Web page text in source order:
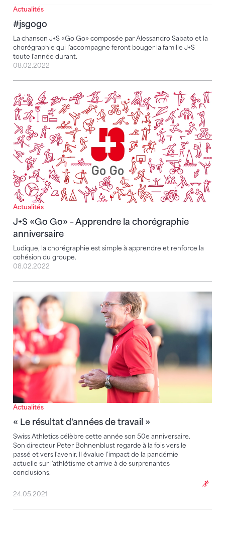
Actualités
#jsgogo
La chanson J+S «Go Go» composée par Alessandro Sabato et la
chorégraphie qui l'accompagne feront bouger la famille J+S
toute l'année durant.
08.02.2022
Actualités
J+S «Go Go» – Apprendre la chorégraphie
anniversaire
Ludique, la chorégraphie est simple à apprendre et renforce la
cohésion du groupe.
J+S «Go Go» – Apprendre la chorégraphie
08.02.2022
Actualités
« Le résultat d'années de travail »
Swiss Athletics célèbre cette année son 50e anniversaire.
Son directeur Peter Bohnenblust regarde à la fois vers le
passé et vers l'avenir. Il évalue l'impact de la pandémie
actuelle sur l'athlétisme et arrive à de surprenantes
conclusions.
« Le résultat d'années de travail »
24.05.2021